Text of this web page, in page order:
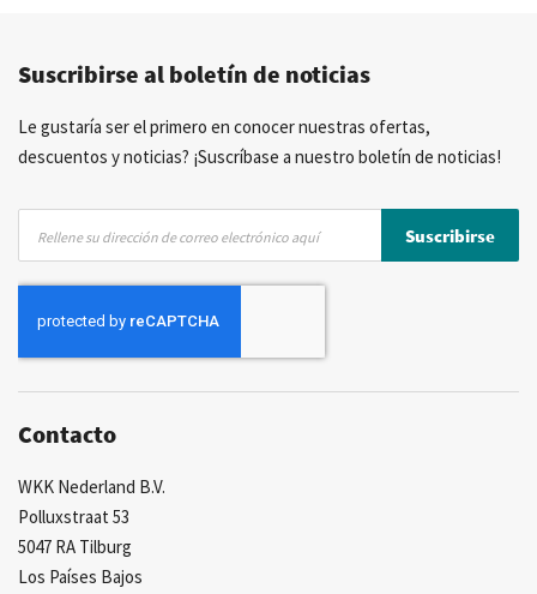
Asesoramiento personal
Más de 40 años de experiencia
Posibilidad de crear marca privada
Suscribirse al boletín de noticias
Le gustaría ser el primero en conocer nuestras ofertas,
descuentos y noticias? ¡Suscríbase a nuestro boletín de noticias!
nuestro
boletín
Suscribirse
Contacto
WKK Nederland B.V.
Polluxstraat 53
5047 RA Tilburg
Los Países Bajos